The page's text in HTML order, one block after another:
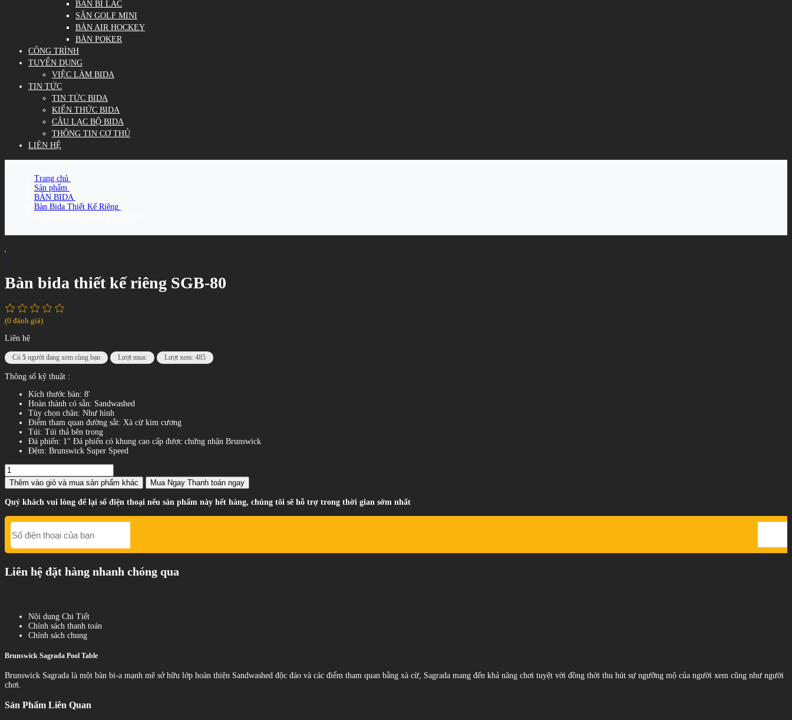
BÀN BI LẮC
SÂN GOLF MINI
BÀN AIR HOCKEY
BÀN POKER
CÔNG TRÌNH
TUYỂN DỤNG
VIỆC LÀM BIDA
TIN TỨC
TIN TỨC BIDA
KIẾN THỨC BIDA
CÂU LẠC BỘ BIDA
THÔNG TIN CƠ THỦ
LIÊN HỆ
Trang chủ
Sản phẩm
BÀN BIDA
Bàn Bida Thiết Kế Riêng
Bàn bida thiết kế riêng SGB-80
(0 đánh giá)
Liên hệ
Có 5 người đang xem cùng bạn Lượt mua: Lượt xem: 485
Thông số kỹ thuật :
Kích thước bàn: 8'
Hoàn thành có sẵn: Sandwashed
Tùy chọn chân: Như hình
Điểm tham quan đường sắt: Xà cừ kim cương
Túi: Túi thả bên trong
Đá phiến: 1" Đá phiến có khung cao cấp được chứng nhận Brunswick
Đệm: Brunswick Super Speed
Thêm vào giỏ và mua sản phẩm khác Mua Ngay Thanh toán ngay
Quý khách vui lòng để lại số điện thoại nếu sản phẩm này hết hàng, chúng tôi sẽ hỗ trợ trong thời gian sớm nhất
Liên hệ đặt hàng nhanh chóng qua
Nội dung Chi Tiết
Chính sách thanh toán
Chính sách chung
Brunswick Sagrada Pool Table
Brunswick Sagrada là một bàn bi-a mạnh mẽ sở hữu lớp hoàn thiện Sandwashed độc đáo và các điểm tham quan bằng xà cừ, Sagrada mang đến khả năng chơi tuyệt vời đồng thời thu hút sự ngưỡng mộ của người xem cũng như người
chơi.
Sản Phẩm Liên Quan